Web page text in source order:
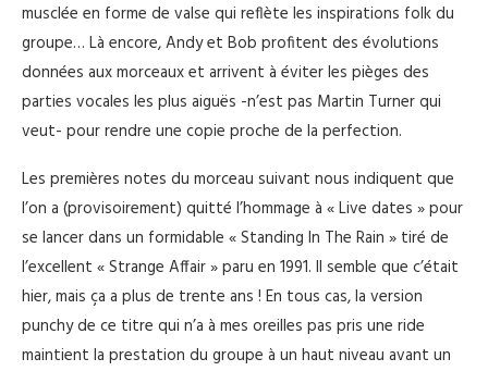
musclée en forme de valse qui reflète les inspirations folk du
groupe… Là encore, Andy et Bob profitent des évolutions
données aux morceaux et arrivent à éviter les pièges des
parties vocales les plus aiguës -n’est pas Martin Turner qui
veut- pour rendre une copie proche de la perfection.
Les premières notes du morceau suivant nous indiquent que
l’on a (provisoirement) quitté l’hommage à « Live dates » pour
se lancer dans un formidable « Standing In The Rain » tiré de
l’excellent « Strange Affair » paru en 1991. Il semble que c’était
hier, mais ça a plus de trente ans ! En tous cas, la version
punchy de ce titre qui n’a à mes oreilles pas pris une ride
maintient la prestation du groupe à un haut niveau avant un